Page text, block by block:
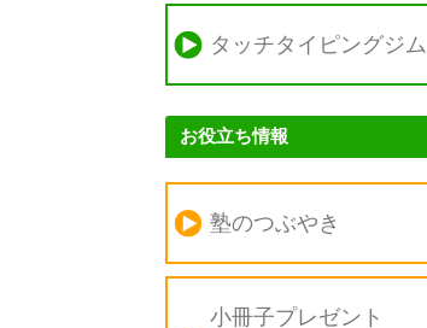
タッチタイピングジム
お役立ち情報
塾のつぶやき
小冊子プレゼント